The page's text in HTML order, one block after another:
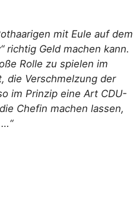
mit Eule auf dem
richtig Geld machen kann.
Rolle zu spielen im
die Verschmelzung der
im Prinzip eine Art CDU-
Chefin machen lassen,